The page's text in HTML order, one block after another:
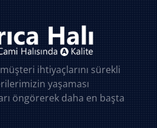
müşteri ihtiyaçlarını sürekli
yaşaması
öngörerek daha en başta